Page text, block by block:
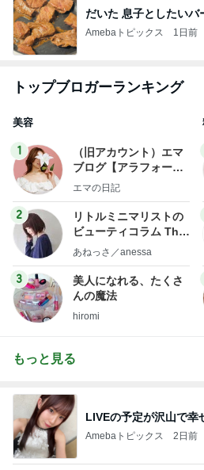
だいた 息子としたいバ
Amebaトピックス 1日前
トップブロガーランキング
美容
1
（旧アカウント）エマ
ブログ【アラフォー会
社売却セカンドライ
エマの日記
2
リトルミニマリストの
ビューティコラム The
little minimalist's bea
あねっさ／anessa
3
美人になれる、たくさ
んの魔法
hiromi
もっと見る
LIVEの予定が沢山で幸
Amebaトピックス 2日前